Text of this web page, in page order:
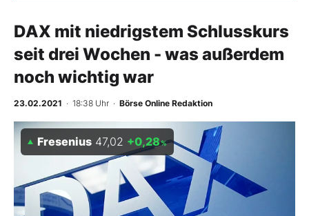
Anlageprodukte
Finanz-Check
BO-Musterdepots
Experten
Mein B:O
DAX mit niedrigstem Schlusskurs
seit drei Wochen - was außerdem
noch wichtig war
23.02.2021 · 18:38 Uhr · Börse Online Redaktion
Fresenius 47,02 +0,28%